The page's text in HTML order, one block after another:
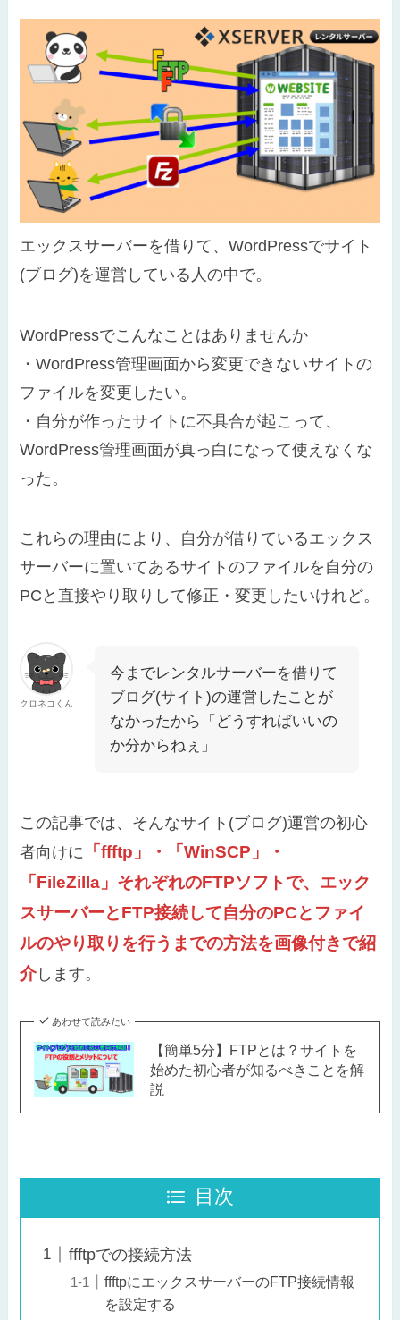
エックスサーバーを借りて、WordPressでサイト
(ブログ)を運営している人の中で。
WordPressでこんなことはありませんか
・WordPress管理画面から変更できないサイトの
ファイルを変更したい。
・自分が作ったサイトに不具合が起こって、
WordPress管理画面が真っ白になって使えなくな
った。
これらの理由により、自分が借りているエックス
サーバーに置いてあるサイトのファイルを自分の
PCと直接やり取りして修正・変更したいけれど。
クロネコくん
今までレンタルサーバーを借りて
ブログ(サイト)の運営したことが
なかったから「どうすればいいの
か分からねぇ」
この記事では、そんなサイト(ブログ)運営の初心
者向けに 「ffftp」・「WinSCP」・
「FileZilla」それぞれのFTPソフトで、エック
スサーバーとFTP接続して自分のPCとファイ
ルのやり取りを行うまでの方法を画像付きで紹
介します。
あわせて読みたい
【簡単5分】FTPとは？サイトを
始めた初心者が知るべきことを解
説
目次
ffftpでの接続方法
ffftpにエックスサーバーのFTP接続情報
を設定する